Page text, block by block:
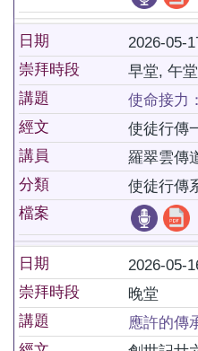
日期
2026-05-
崇拜時段
早堂, 午堂
講題
使命接力
經文
使徒行傳
講員
羅翠雲傳
分類
使徒行傳
檔案
日期
2026-05-
崇拜時段
晚堂
講題
應許的傳